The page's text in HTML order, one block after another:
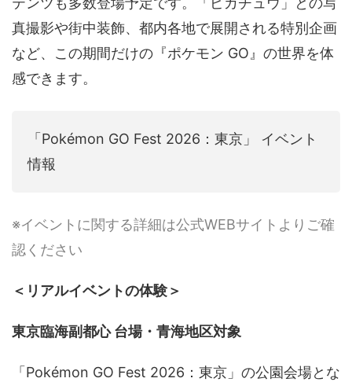
真撮影や街中装飾、都内各地で展開される特別企画
など、この期間だけの『ポケモン GO』の世界を体
感できます。
「Pokémon GO Fest 2026：東京」 イベント
情報
※イベントに関する詳細は公式WEBサイトよりご確
認ください
＜リアルイベントの体験＞
東京臨海副都心 台場・青海地区対象
「Pokémon GO Fest 2026：東京」の公園会場とな